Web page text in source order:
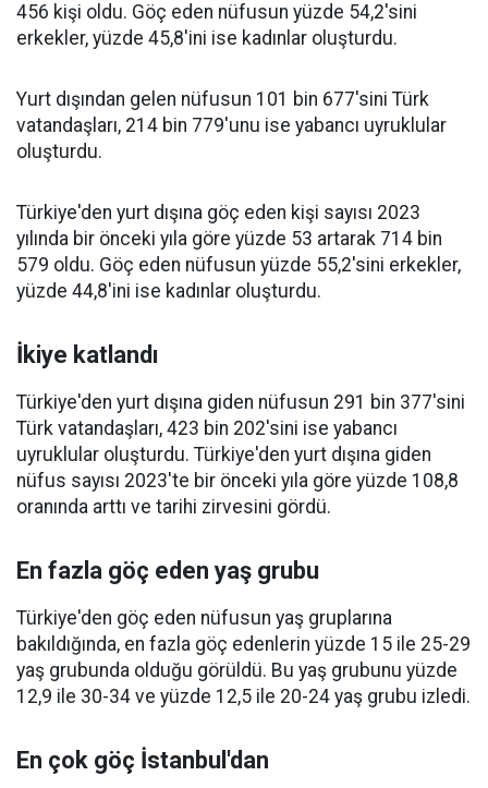
456 kişi oldu. Göç eden nüfusun yüzde 54,2'sini
erkekler, yüzde 45,8'ini ise kadınlar oluşturdu.
Yurt dışından gelen nüfusun 101 bin 677'sini Türk
vatandaşları, 214 bin 779'unu ise yabancı uyruklular
oluşturdu.
Türkiye'den yurt dışına göç eden kişi sayısı 2023
yılında bir önceki yıla göre yüzde 53 artarak 714 bin
579 oldu. Göç eden nüfusun yüzde 55,2'sini erkekler,
yüzde 44,8'ini ise kadınlar oluşturdu.
İkiye katlandı
Türkiye'den yurt dışına giden nüfusun 291 bin 377'sini
Türk vatandaşları, 423 bin 202'sini ise yabancı
uyruklular oluşturdu. Türkiye'den yurt dışına giden
nüfus sayısı 2023'te bir önceki yıla göre yüzde 108,8
oranında arttı ve tarihi zirvesini gördü.
En fazla göç eden yaş grubu
Türkiye'den göç eden nüfusun yaş gruplarına
bakıldığında, en fazla göç edenlerin yüzde 15 ile 25-29
yaş grubunda olduğu görüldü. Bu yaş grubunu yüzde
12,9 ile 30-34 ve yüzde 12,5 ile 20-24 yaş grubu izledi.
En çok göç İstanbul'dan